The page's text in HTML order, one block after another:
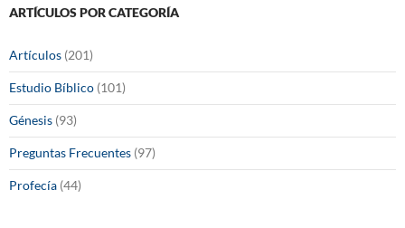
ARTÍCULOS POR CATEGORÍA
Artículos (201)
Estudio Bíblico (101)
Génesis (93)
Preguntas Frecuentes (97)
Profecía (44)